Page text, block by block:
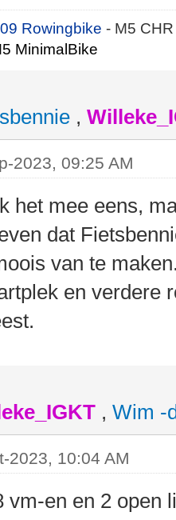
Rowingbike- M5
MinimalBike
,
2023, 09:25 AM
het mee eens,
dat
van te
en verdere
, Wim -
2023, 10:04 AM
vm-en en 2 open